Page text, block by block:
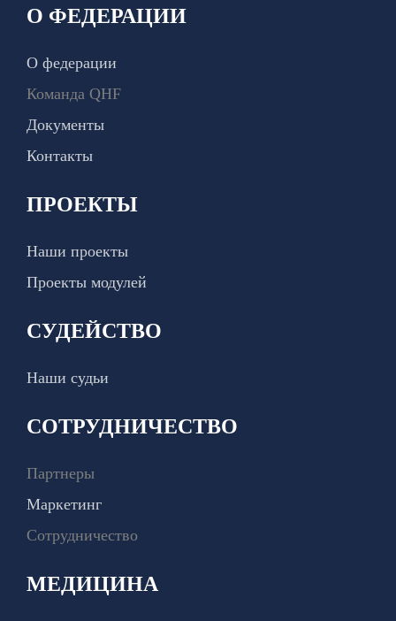
О ФЕДЕРАЦИИ
О федерации
Команда QHF
Документы
Контакты
ПРОЕКТЫ
Наши проекты
Проекты модулей
СУДЕЙСТВО
Наши судьи
СОТРУДНИЧЕСТВО
Партнеры
Маркетинг
Сотрудничество
МЕДИЦИНА